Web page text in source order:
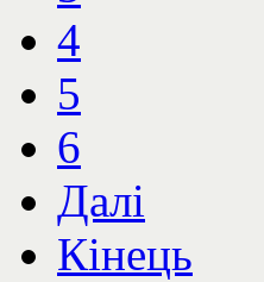
4
5
6
Далі
Кінець